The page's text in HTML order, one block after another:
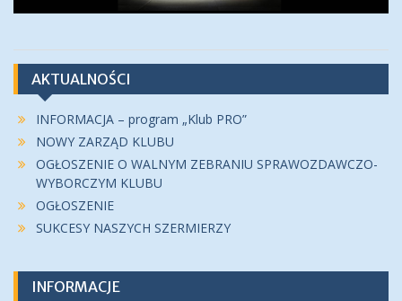
AKTUALNOŚCI
INFORMACJA – program „Klub PRO”
NOWY ZARZĄD KLUBU
OGŁOSZENIE O WALNYM ZEBRANIU SPRAWOZDAWCZO-
WYBORCZYM KLUBU
OGŁOSZENIE
SUKCESY NASZYCH SZERMIERZY
INFORMACJE